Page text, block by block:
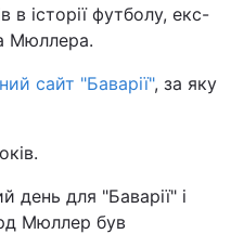
історії футболу, екс-
Мюллера.
сайт "Баварії", за яку
день для "Баварії" і
Мюллер був